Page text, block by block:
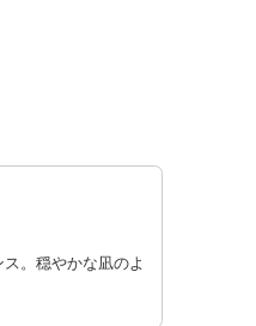
。穏やかな凪のよ